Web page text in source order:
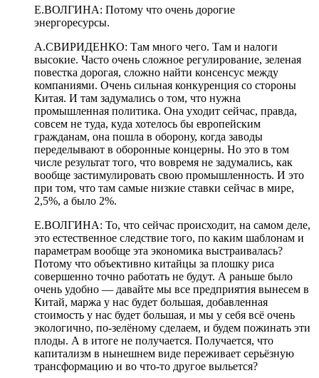
Е.ВОЛГИНА: Потому что очень дорогие
энергоресурсы.
А.СВИРИДЕНКО: Там много чего. Там и налоги
высокие. Часто очень сложное регулирование, зеленая
повестка дорогая, сложно найти консенсус между
компаниями. Очень сильная конкуренция со стороны
Китая. И там задумались о том, что нужна
промышленная политика. Она уходит сейчас, правда,
совсем не туда, куда хотелось бы европейским
гражданам, она пошла в оборону, когда заводы
переделывают в оборонные концерны. Но это в том
числе результат того, что вовремя не задумались, как
вообще застимулировать свою промышленность. И это
при том, что там самые низкие ставки сейчас в мире,
2,5%, а было 2%.
Е.ВОЛГИНА: То, что сейчас происходит, на самом деле,
это естественное следствие того, по каким шаблонам и
параметрам вообще эта экономика выстраивалась?
Потому что объективно китайцы за плошку риса
совершенно точно работать не будут. А раньше было
очень удобно — давайте мы все предприятия вынесем в
Китай, маржа у нас будет большая, добавленная
стоимость у нас будет большая, и мы у себя всё очень
экологично, по-зелёному сделаем, и будем пожинать эти
плоды. А в итоге не получается. Получается, что
капитализм в нынешнем виде переживает серьёзную
трансформацию и во что-то другое выльется?